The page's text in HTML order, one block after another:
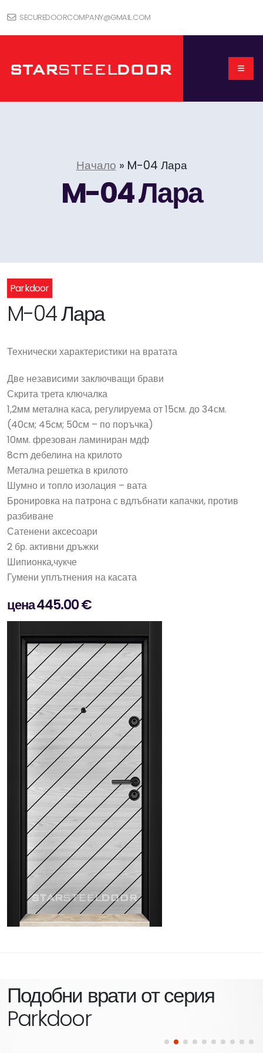
SECUREDOORCOMPANY@GMAIL.COM
Начало » M-04 Лара
M-04 Лара
Parkdoor
M-04 Лара
Технически характеристики на вратата
Две независими заключващи брави
Скрита трета ключалка
1,2мм метална каса, регулируема от 15см. до 34см.
(40см; 45см; 50см – по поръчка)
10мм. фрезован ламиниран мдф
8cm дебелина на крилото
Метална решетка в крилото
Шумно и топло изолация – вата
Бронировка на патрона с вдлъбнати капачки, против
разбиване
Сатенени аксесоари
2 бр. активни дръжки
Шипионка,чукче
Гумени уплътнения на касата
цена 445.00 €
Подобни врати от серия
Parkdoor